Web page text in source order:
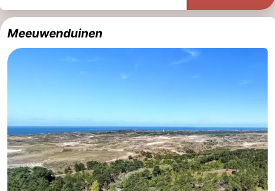
Wandelen
-
Paardrijden
Duiken
Eten
en
drinken
Zeehonden
Evenementen
Meeuwenduinen